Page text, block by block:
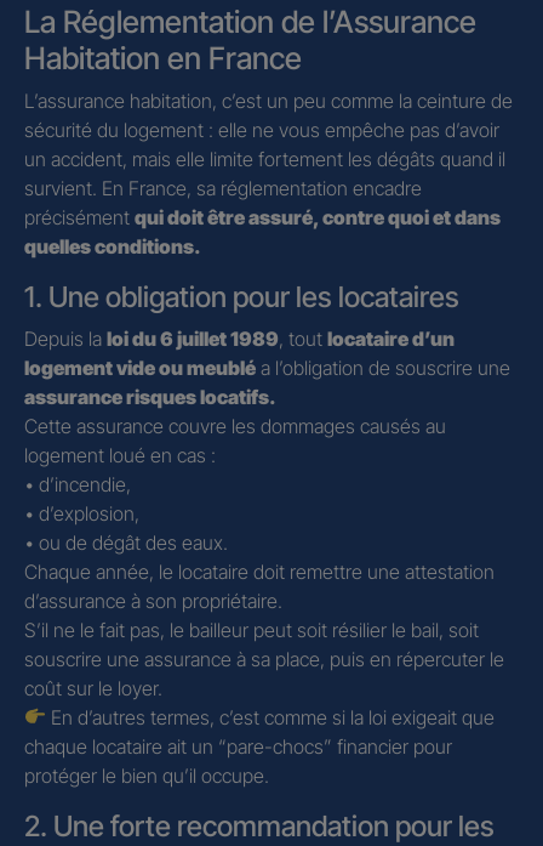
La Réglementation de l’Assurance
Habitation en France
L’assurance habitation, c’est un peu comme la ceinture de
sécurité du logement : elle ne vous empêche pas d’avoir
un accident, mais elle limite fortement les dégâts quand il
survient. En France, sa réglementation encadre
précisément qui doit être assuré, contre quoi et dans
quelles conditions.
1. Une obligation pour les locataires
Depuis la loi du 6 juillet 1989, tout locataire d’un
logement vide ou meublé a l’obligation de souscrire une
assurance risques locatifs.
Cette assurance couvre les dommages causés au
logement loué en cas :
• d’incendie,
• d’explosion,
• ou de dégât des eaux.
Chaque année, le locataire doit remettre une attestation
d’assurance à son propriétaire.
S’il ne le fait pas, le bailleur peut soit résilier le bail, soit
souscrire une assurance à sa place, puis en répercuter le
coût sur le loyer.
En d’autres termes, c’est comme si la loi exigeait que
chaque locataire ait un “pare-chocs” financier pour
protéger le bien qu’il occupe.
2. Une forte recommandation pour les